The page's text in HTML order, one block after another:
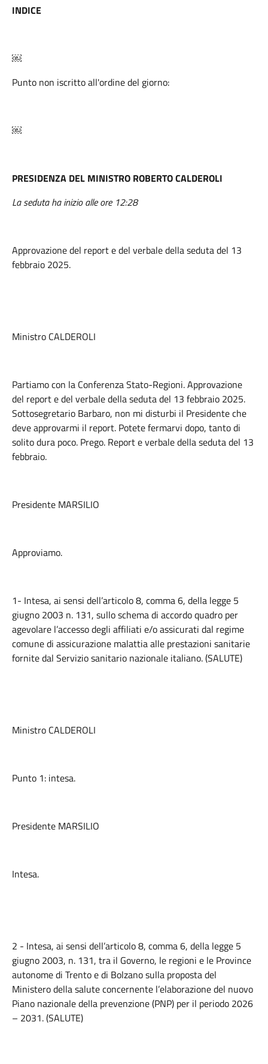
INDICE
￼
Punto non iscritto all'ordine del giorno:
￼
PRESIDENZA DEL MINISTRO ROBERTO CALDEROLI
La seduta ha inizio alle ore 12:28
Approvazione del report e del verbale della seduta del 13
febbraio 2025.
Ministro CALDEROLI
Partiamo con la Conferenza Stato-Regioni. Approvazione
del report e del verbale della seduta del 13 febbraio 2025.
Sottosegretario Barbaro, non mi disturbi il Presidente che
deve approvarmi il report. Potete fermarvi dopo, tanto di
solito dura poco. Prego. Report e verbale della seduta del 13
febbraio.
Presidente MARSILIO
Approviamo.
1- Intesa, ai sensi dell’articolo 8, comma 6, della legge 5
giugno 2003 n. 131, sullo schema di accordo quadro per
agevolare l’accesso degli affiliati e/o assicurati dal regime
comune di assicurazione malattia alle prestazioni sanitarie
fornite dal Servizio sanitario nazionale italiano. (SALUTE)
Ministro CALDEROLI
Punto 1: intesa.
Presidente MARSILIO
Intesa.
2 - Intesa, ai sensi dell’articolo 8, comma 6, della legge 5
giugno 2003, n. 131, tra il Governo, le regioni e le Province
autonome di Trento e di Bolzano sulla proposta del
Ministero della salute concernente l’elaborazione del nuovo
Piano nazionale della prevenzione (PNP) per il periodo 2026
– 2031. (SALUTE)